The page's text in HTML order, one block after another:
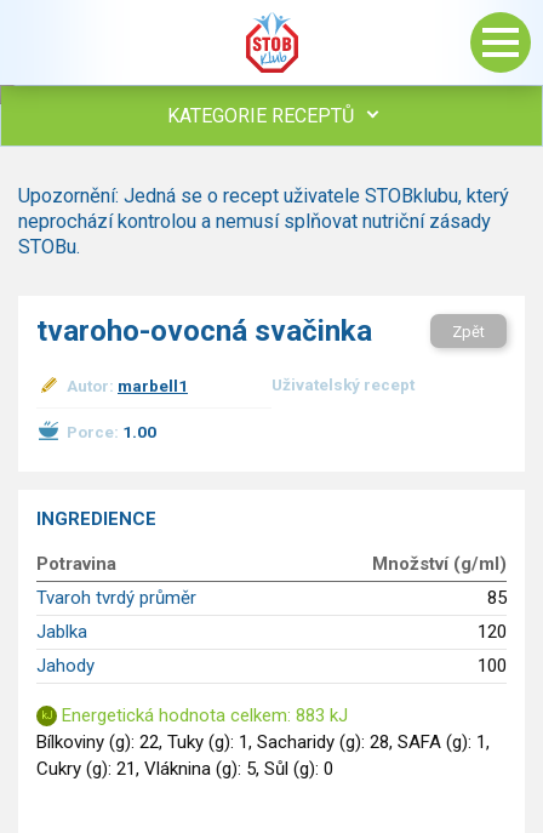
KATEGORIE RECEPTŮ
Polévky
Studená kuchyně
Bezmasé a zeleninové
Sladké pokrmy
Dezerty
Dětské recepty
GLP-1 recepty
Upozornění: Jedná se o recept uživatele STOBklubu, který
neprochází kontrolou a nemusí splňovat nutriční zásady
STOBu.
tvaroho-ovocná svačinka Zpět
Autor: marbell1 Uživatelský recept
Porce: 1.00
INGREDIENCE
Potravina
Množství (g/ml)
Tvaroh tvrdý průměr
85
Jablka
120
Jahody
100
Energetická hodnota celkem: 883 kJ
Bílkoviny (g): 22, Tuky (g): 1, Sacharidy (g): 28, SAFA (g): 1,
Cukry (g): 21, Vláknina (g): 5, Sůl (g): 0